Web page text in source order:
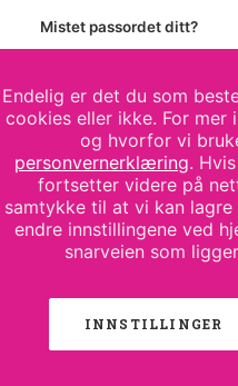
Mistet passordet ditt?
Endelig er det du som
cookies eller ikke. For mer
og hvorfor vi
personvernerklæring.
fortsetter videre på
samtykke til at vi kan
endre innstillingene ved
snarveien som
INNSTILLINGER